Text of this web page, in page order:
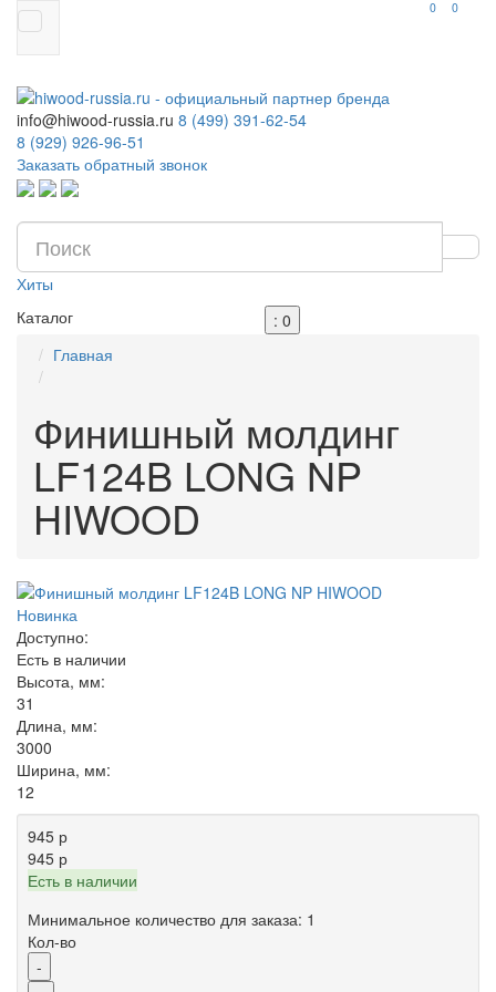
0 0
info@hiwood-russia.ru 8 (499) 391-62-54
8 (929) 926-96-51
Заказать обратный звонок
Хиты
Каталог
: 0
Главная
Финишный молдинг
LF124B LONG NP
HIWOOD
Новинка
Доступно:
Есть в наличии
Высота, мм:
31
Длина, мм:
3000
Ширина, мм:
12
945 р
945 р
Есть в наличии
Минимальное количество для заказа: 1
Кол-во
-